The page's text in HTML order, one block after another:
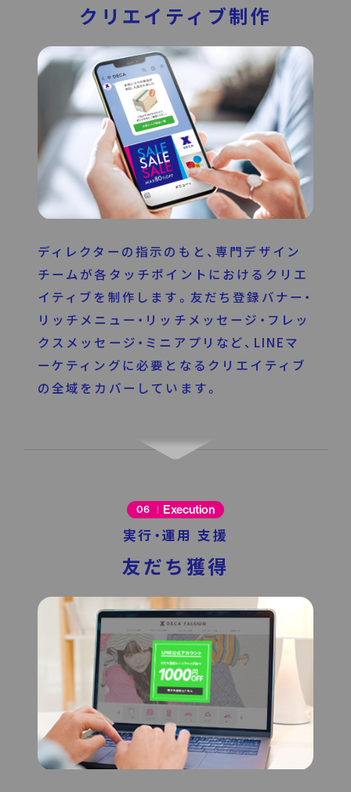
クリエイティブ制作
ディレクターの指示のもと、専門デザイン
チームが各タッチポイントにおけるクリエ
イティブを制作します。友だち登録バナー・
リッチメニュー・リッチメッセージ・フレッ
クスメッセージ・ミニアプリなど、LINEマ
ーケティングに必要となるクリエイティブ
の全域をカバーしています。
06 Execution
実行・運用 支援
友だち獲得